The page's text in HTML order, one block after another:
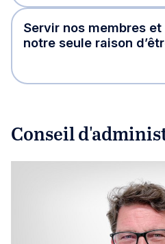
Servir nos membres
notre seule raison
Conseil